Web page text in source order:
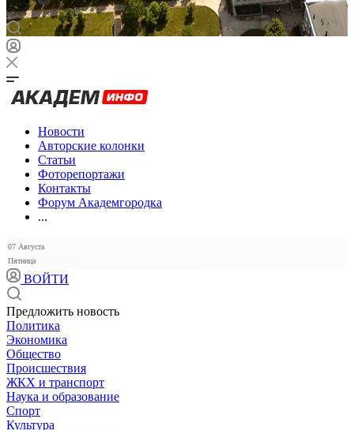
Новости
Авторские колонки
Статьи
Фоторепортажи
Контакты
Форум Академгородка
...
07 Августа
Пятница
ВОЙТИ
Предложить новость
Политика
Экономика
Общество
Происшествия
ЖКХ и транспорт
Наука и образование
Спорт
Культура